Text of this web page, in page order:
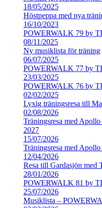
18/05/2025
Höstpeppa med nya
16/10/2023
POWERWALK 79 by
08/11/2025
Ny musiklista för träning
06/07/2025
POWERWALK 77 by
23/03/2025
POWERWALK 76 by
02/02/2025
Lyxig träningsresa till
02/08/2026
Träningsresa med
2027
15/07/2026
Träningsresa med
12/04/2026
Resa till Gardasjön med
28/01/2026
POWERWALK 81 by
25/07/2026
Musiklista –